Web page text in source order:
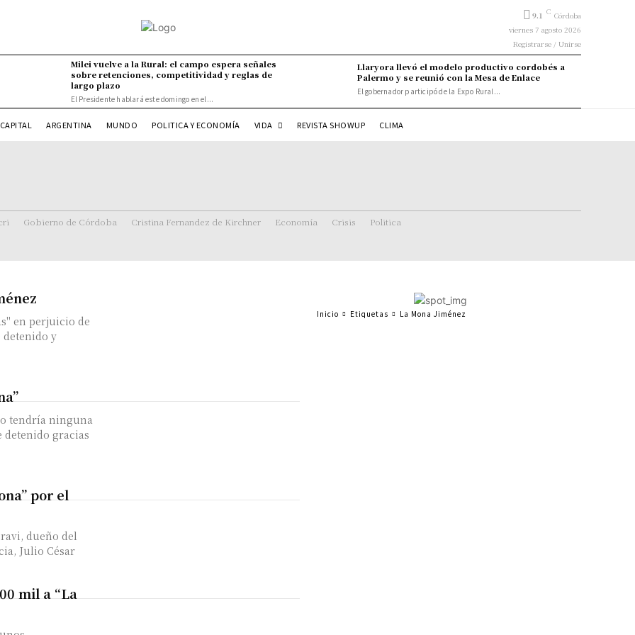
9.1 C Córdoba
viernes 7 agosto 2026
Registrarse / Unirse
Milei vuelve a la Rural: el campo espera señales
sobre retenciones, competitividad y reglas de
largo plazo
El Presidente hablará este domingo en el...
Llaryora llevó el modelo productivo cordobés a
Palermo y se reunió con la Mesa de Enlace
El gobernador participó de la Expo Rural...
ARGENTINA MUNDO POLITICA Y ECONOMÍA VIDA REVISTA SHOWUP CLIMA
Gobierno de Córdoba Cristina Fernandez de Kirchner Economía Crisis Politica
en perjuicio de
detenido y
tendría ninguna
gracias
por el
dueño del
Julio César
mil a “La
Inicio Etiquetas La Mona Jiménez